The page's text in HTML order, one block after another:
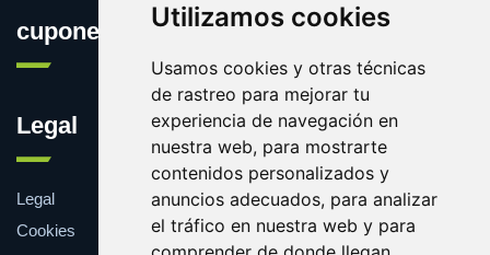
Utilizamos cookies
Usamos cookies y otras técnicas
de rastreo para mejorar tu
experiencia de navegación en
nuestra web, para mostrarte
contenidos personalizados y
anuncios adecuados, para analizar
el tráfico en nuestra web y para
cuponesgratis.es
Legal
Legal
Cookies